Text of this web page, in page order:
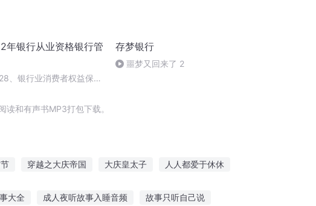
年银行从业资格银行管
、银行业消费者权益保护
存梦银行
噩梦又回来了 2
和有声书MP3打包下载。
穿越之大庆帝国 大庆皇太子 人人都爱于休休
大全 成人夜听故事入睡音频 故事只听自己说